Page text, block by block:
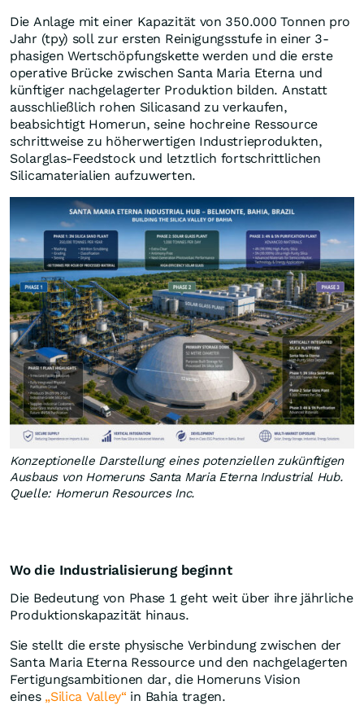
Die Anlage mit einer Kapazität von 350.000 Tonnen pro
Jahr (tpy) soll zur ersten Reinigungsstufe in einer 3-
phasigen Wertschöpfungskette werden und die erste
operative Brücke zwischen Santa Maria Eterna und
künftiger nachgelagerter Produktion bilden. Anstatt
ausschließlich rohen Silicasand zu verkaufen,
beabsichtigt Homerun, seine hochreine Ressource
schrittweise zu höherwertigen Industrieprodukten,
Solarglas-Feedstock und letztlich fortschrittlichen
Silicamaterialien aufzuwerten.
Konzeptionelle Darstellung eines potenziellen zukünftigen
Ausbaus von Homeruns Santa Maria Eterna Industrial Hub.
Quelle: Homerun Resources Inc.
Wo die Industrialisierung beginnt
Die Bedeutung von Phase 1 geht weit über ihre jährliche
Produktionskapazität hinaus.
Sie stellt die erste physische Verbindung zwischen der
Santa Maria Eterna Ressource und den nachgelagerten
Fertigungsambitionen dar, die Homeruns Vision
eines „Silica Valley“ in Bahia tragen.